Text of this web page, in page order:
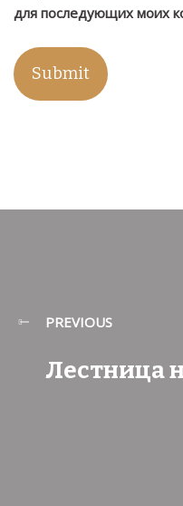
для последующих моих
PREVIOUS
Лестница